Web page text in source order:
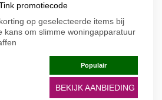
promotiecode
op geselecteerde items bij
kans om slimme woningapparatuur
Populair
BEKIJK AANBIEDING